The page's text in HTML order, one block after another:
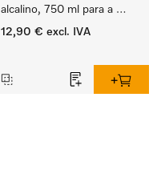
alcalino, 750 ml para a
remoção delicada de
12,90 € excl. IVA